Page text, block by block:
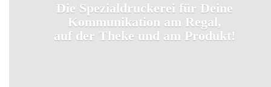
Die Spezialdruckerei für Deine
Kommunikation am Regal,
auf der Theke und am Produkt!